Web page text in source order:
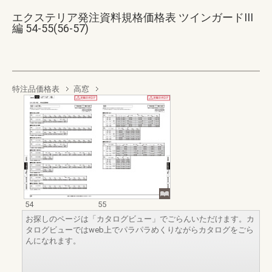
エクステリア発注資料規格価格表 ツインガードIII
編 54-55(56-57)
特注品価格表 高窓
54
55
お探しのページは「カタログビュー」でごらんいただけます。カ
タログビューではweb上でパラパラめくりながらカタログをごら
んになれます。